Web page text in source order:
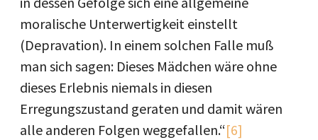
moralische Unterwertigkeit einstellt
(Depravation). In einem solchen Falle muß
man sich sagen: Dieses Mädchen wäre ohne
dieses Erlebnis niemals in diesen
Erregungszustand geraten und damit wären
alle anderen Folgen weggefallen.“[6]